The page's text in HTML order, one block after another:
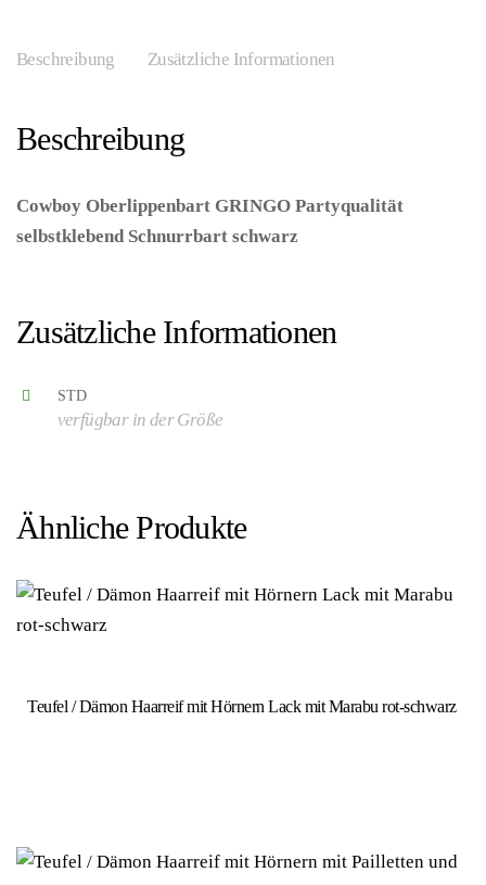
Beschreibung Zusätzliche Informationen
Beschreibung
Cowboy Oberlippenbart GRINGO Partyqualität
selbstklebend Schnurrbart schwarz
Zusätzliche Informationen
STD
verfügbar in der Größe
Ähnliche Produkte
Teufel / Dämon Haarreif mit Hörnern Lack mit Marabu rot-schwarz